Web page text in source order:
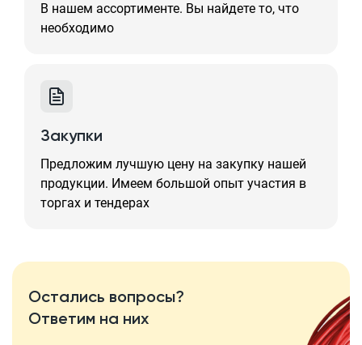
В нашем ассортименте. Вы найдете то, что
необходимо
Закупки
Предложим лучшую цену на закупку нашей
продукции. Имеем большой опыт участия в
торгах и тендерах
Остались вопросы?
Ответим на них